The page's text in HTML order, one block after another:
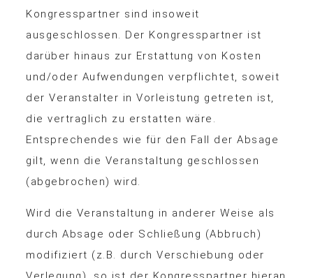
Kongresspartner sind insoweit
ausgeschlossen. Der Kongresspartner ist
darüber hinaus zur Erstattung von Kosten
und/oder Aufwendungen verpflichtet, soweit
der Veranstalter in Vorleistung getreten ist,
die vertraglich zu erstatten wäre.
Entsprechendes wie für den Fall der Absage
gilt, wenn die Veranstaltung geschlossen
(abgebrochen) wird.
Wird die Veranstaltung in anderer Weise als
durch Absage oder Schließung (Abbruch)
modifiziert (z.B. durch Verschiebung oder